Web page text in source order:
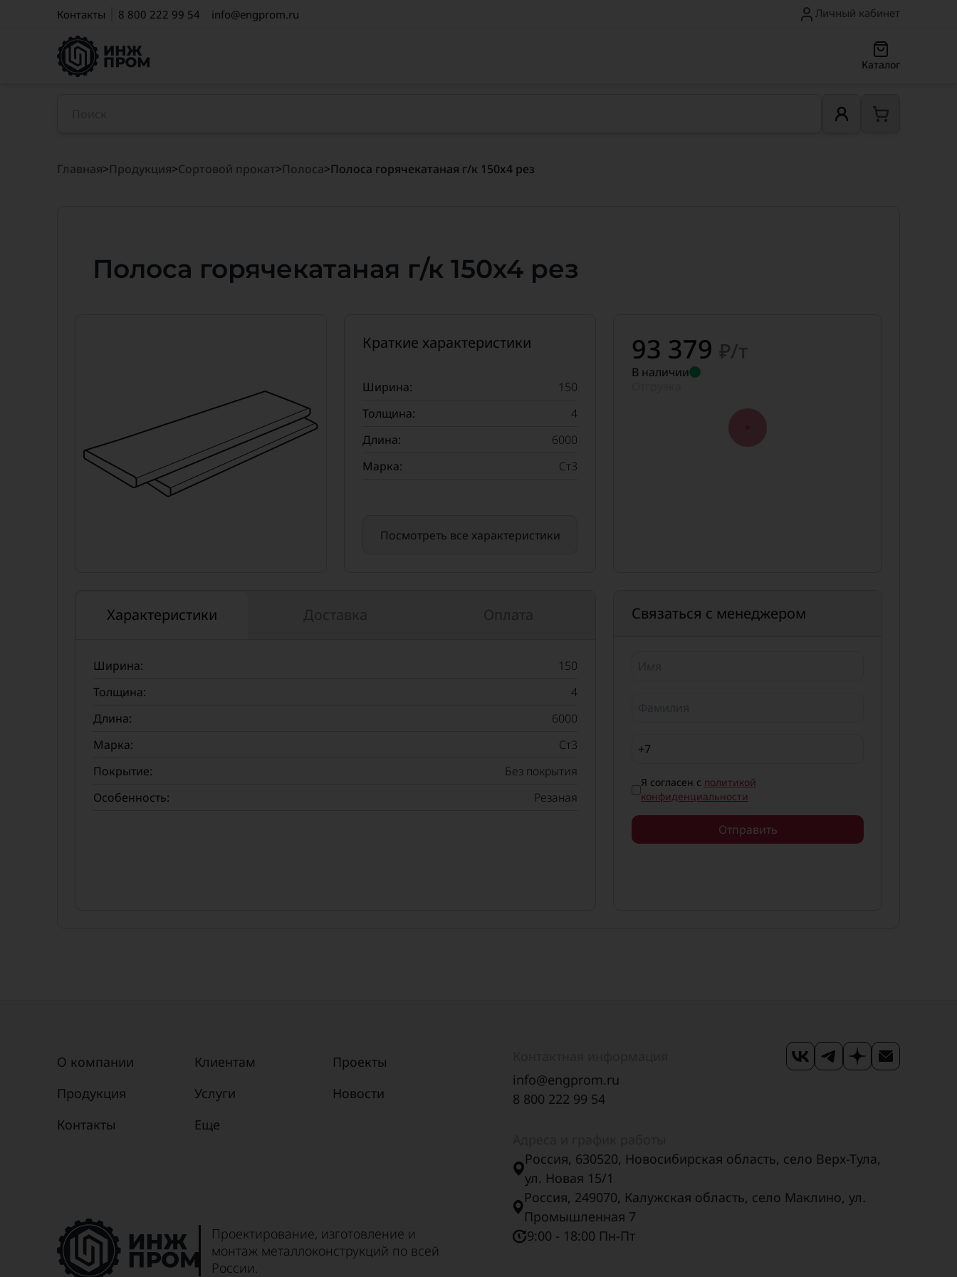
Контакты 8 800 222 99 54 info@engprom.ru Личный кабинет
Каталог
Главная>Продукция>Сортовой прокат>Полоса>Полоса горячекатаная г/к 150х4 рез
Полоса горячекатаная г/к 150х4 рез
Краткие характеристики
Ширина:
150
Толщина:
4
Длина:
6000
Марка:
Ст3
Посмотреть все характеристики
93 379 ₽/т
В наличии
Характеристики
Ширина:
150
Толщина:
4
Длина:
6000
Марка:
Ст3
Покрытие:
Без покрытия
Особенность:
Резаная
Связаться с менеджером
Я согласен с политикой
конфиденциальности
Отправить
О компании Клиентам
Проекты
Продукция
Услуги
Новости
Контакты
Еще
Проектирование, изготовление и
монтаж металлоконструкций по всей
России.
info@engprom.ru
8 800 222 99 54
Россия, 630520, Новосибирская область, село Верх-Тула,
ул. Новая 15/1
Россия, 249070, Калужская область, село Маклино, ул.
Промышленная 7
9:00 - 18:00 Пн-Пт